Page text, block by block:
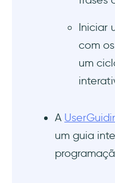
Iniciar
com
um
A ‍
um guia